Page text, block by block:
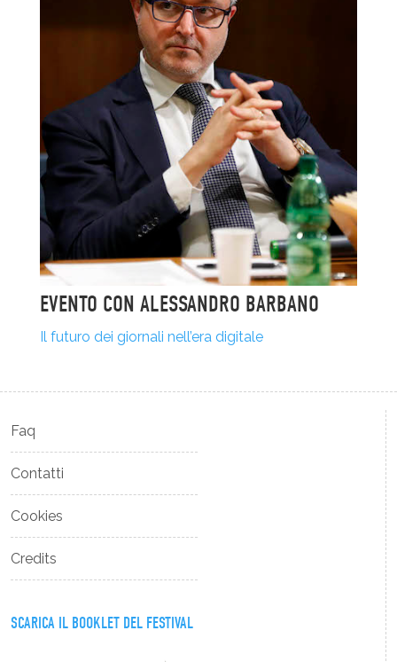
EVENTO CON ALESSANDRO BARBANO
Il futuro dei giornali nell’era digitale
Faq
Contatti
Cookies
Credits
SCARICA IL BOOKLET DEL FESTIVAL